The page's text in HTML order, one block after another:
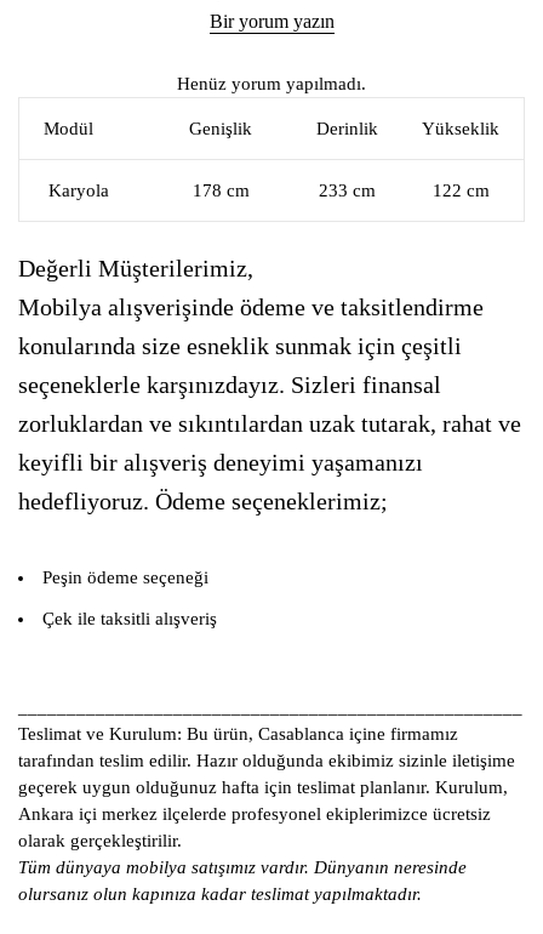
Bir yorum yazın
Henüz yorum yapılmadı.
Modül Genişlik Derinlik Yükseklik
Karyola 178 cm 233 cm 122 cm
Değerli Müşterilerimiz,
Mobilya alışverişinde ödeme ve taksitlendirme
konularında size esneklik sunmak için çeşitli
seçeneklerle karşınızdayız. Sizleri finansal
zorluklardan ve sıkıntılardan uzak tutarak, rahat ve
keyifli bir alışveriş deneyimi yaşamanızı
hedefliyoruz. Ödeme seçeneklerimiz;
Peşin ödeme seçeneği
Çek ile taksitli alışveriş
Teslimat ve Kurulum: Bu ürün, Casablanca içine firmamız
tarafından teslim edilir. Hazır olduğunda ekibimiz sizinle iletişime
geçerek uygun olduğunuz hafta için teslimat planlanır. Kurulum,
Ankara içi merkez ilçelerde profesyonel ekiplerimizce ücretsiz
olarak gerçekleştirilir.
Tüm dünyaya mobilya satışımız vardır. Dünyanın neresinde
olursanız olun kapınıza kadar teslimat yapılmaktadır.